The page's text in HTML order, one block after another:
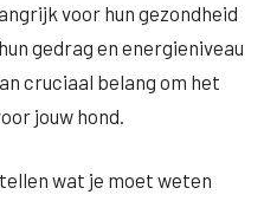
voor hun gezondheid
gedrag en energieniveau
cruciaal belang om het
jouw hond.
wat je moet weten